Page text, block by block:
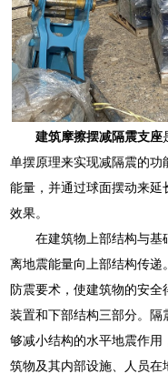
建筑摩擦摆减隔震支座
单摆原理来实现减隔震的
能量，并通过球面摆动来
效果。
在建筑物上部结构与基
离地震能量向上部结构传
防震要术，使建筑物的安
装置和下部结构三部分。
够减小结构的水平地震作
筑物及其内部设施、人员